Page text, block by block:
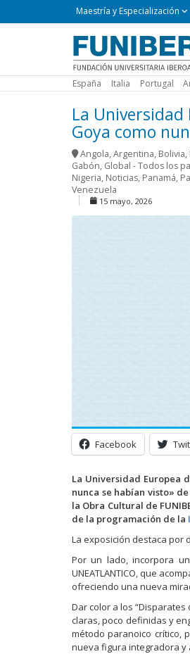
Maestría
Maestría y Especialización
España Italia Portugal
La
Goya como
Angola,Argentina, Bolivia,
Gabón, Global - Todos los
Nigeria, Noticias, Panamá,
Venezuela
15 mayo, 2026
Facebook
La Universidad Europea
nunca se habían visto»
la Obra Cultural de
de la programación de la
La exposición destaca por
Por un lado, incorpora
UNEATLANTICO, que
ofreciendo una nueva
Dar color a los
claras, poco definidas y
método paranoico crítico,
nueva figura integradora y